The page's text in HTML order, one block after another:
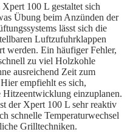
100 L gestaltet sich
Übung beim Anzünden der
lässt sich die
Luftzufuhrklappen
werden. Ein häufiger Fehler,
zu viel Holzkohle
ausreichend Zeit zum
empfiehlt es sich,
einzuplanen.
der Xpert 100 L sehr reaktiv
schnelle Temperaturwechsel
Grilltechniken.